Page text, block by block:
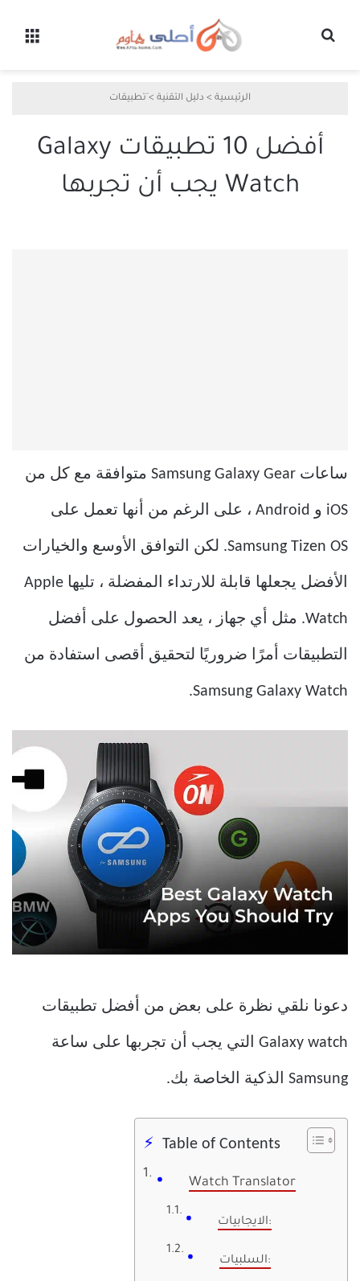
الرئيسية > دليل التقنية > َتطبيقات
أفضل 10 تطبيقات Galaxy
Watch يجب أن تجربها
ساعات Samsung Galaxy Gear متوافقة مع كل من
iOS و Android ، على الرغم من أنها تعمل على
Samsung Tizen OS. لكن التوافق الأوسع والخيارات
الأفضل يجعلها قابلة للارتداء المفضلة ، تليها Apple
Watch. مثل أي جهاز ، يعد الحصول على أفضل
التطبيقات أمرًا ضروريًا لتحقيق أقصى استفادة من
Samsung Galaxy Watch.
دعونا نلقي نظرة على بعض من أفضل تطبيقات
Galaxy watch التي يجب أن تجربها على ساعة
Samsung الذكية الخاصة بك.
Table of Contents
Watch Translator
الايجابيات:
السلبيات: